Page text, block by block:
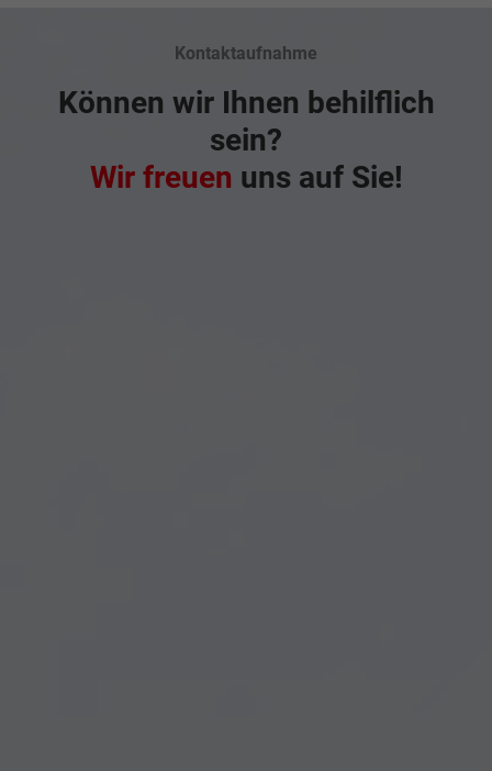
Kontaktaufnahme
Können wir Ihnen behilflich
sein?
Wir freuen uns auf Sie!